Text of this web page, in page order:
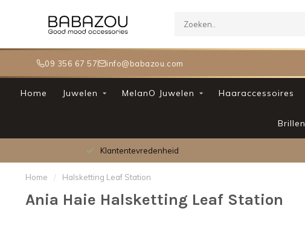
09 356 67 57 info@babazou.com
Home Juwelen MelanO Juwelen Haaraccessoires
Brillen
Klantentevredenheid
Home / Halsketting Leaf Station
Ania Haie Halsketting Leaf Station